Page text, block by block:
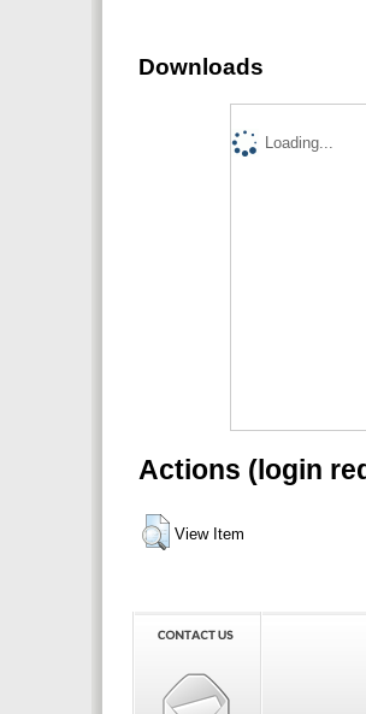
Downloads
Loading...
Actions (login
View Item